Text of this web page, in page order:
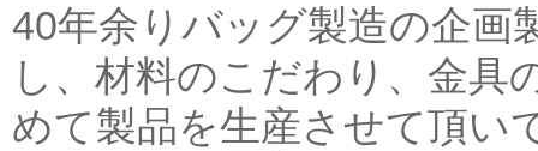
40年余りバッグ製造の企画
し、材料のこだわり、金具
めて製品を生産させて頂い